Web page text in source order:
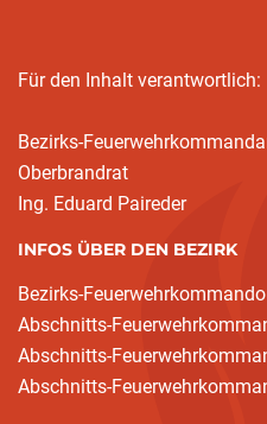
Für den Inhalt verantwortlich:
Bezirks-
Oberbrandrat
Ing. Eduard Paireder
INFOS ÜBER DEN BEZIRK
Bezirks-
Abschnitts-
Abschnitts-
Abschnitts-